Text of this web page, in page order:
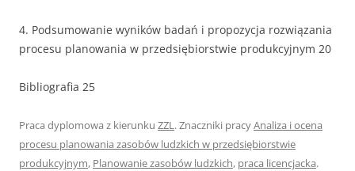
4. Podsumowanie wyników badań i propozycja rozwiązania
procesu planowania w przedsiębiorstwie produkcyjnym 20
Bibliografia 25
Praca dyplomowa z kierunku ZZL. Znaczniki pracyAnaliza i ocena
procesu planowania zasobów ludzkich w przedsiębiorstwie
produkcyjnym, Planowanie zasobów ludzkich, praca licencjacka.